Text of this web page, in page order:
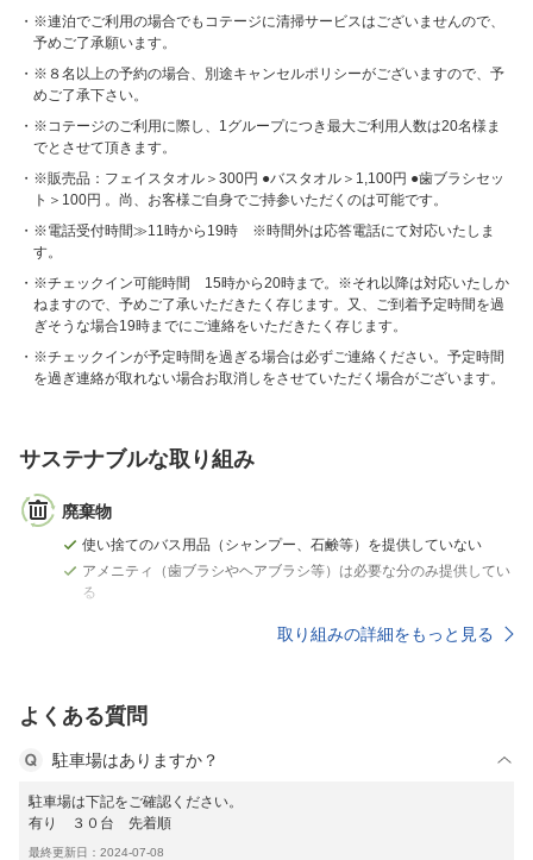
※連泊でご利用の場合でもコテージに清掃サービスはございませんので、
予めご了承願います。
※８名以上の予約の場合、別途キャンセルポリシーがございますので、予
めご了承下さい。
※コテージのご利用に際し、1グループにつき最大ご利用人数は20名様ま
でとさせて頂きます。
※販売品：フェイスタオル＞300円 ●バスタオル＞1,100円 ●歯ブラシセッ
ト＞100円 。尚、お客様ご自身でご持参いただくのは可能です。
※電話受付時間≫11時から19時 ※時間外は応答電話にて対応いたしま
す。
※チェックイン可能時間 15時から20時まで。※それ以降は対応いたしか
ねますので、予めご了承いただきたく存じます。又、ご到着予定時間を過
ぎそうな場合19時までにご連絡をいただきたく存じます。
※チェックインが予定時間を過ぎる場合は必ずご連絡ください。予定時間
を過ぎ連絡が取れない場合お取消しをさせていただく場合がございます。
サステナブルな取り組み
廃棄物
使い捨てのバス用品（シャンプー、石鹸等）を提供していない
アメニティ（歯ブラシやヘアブラシ等）は必要な分のみ提供してい
る
取り組みの詳細をもっと見る
よくある質問
駐車場はありますか？
駐車場は下記をご確認ください。
有り ３０台 先着順
最終更新日：2024-07-08